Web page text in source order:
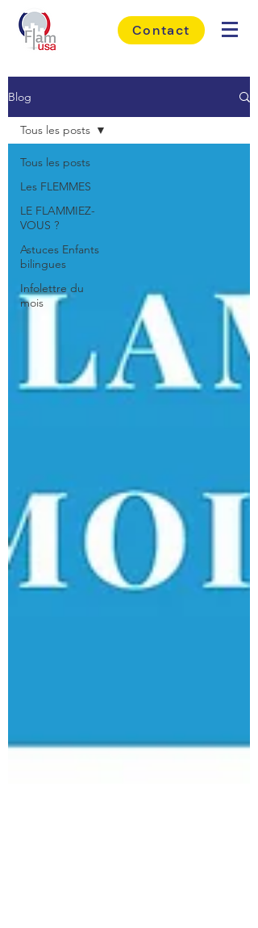
Contact
Blog
Tous les posts
Les FLEMMES
LE FLAMMIEZ-
VOUS ?
Astuces Enfants
bilingues
Infolettre du
mois
Tous les posts